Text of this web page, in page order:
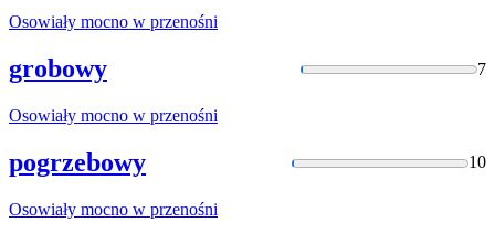
Osowiały mocno w przenośni
grobowy 7
Osowiały mocno w przenośni
pogrzebowy 10
Osowiały mocno w przenośni